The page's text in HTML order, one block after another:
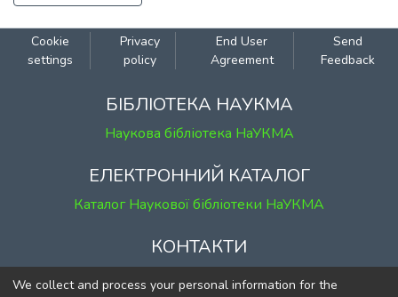
Cookie
settings
Privacy
policy
End User
Agreement
Send
Feedback
БІБЛІОТЕКА НАУКМА
Наукова бібліотека НаУКМА
ЕЛЕКТРОННИЙ КАТАЛОГ
Каталог Наукової бібліотеки НаУКМА
КОНТАКТИ
м. Київ, вул. Григорія Сковороди, 2
We collect and process your personal information for the